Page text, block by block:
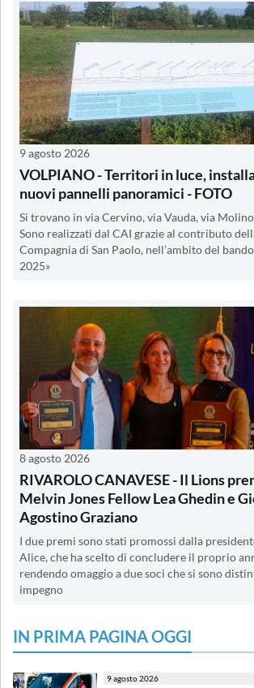
9 agosto 2026
VOLPIANO - Territori in luce,
nuovi pannelli panoramici - FOTO
Si trovano in via Cervino, via Vauda, via
Sono realizzati dal CAI grazie al contributo
Compagnia di San Paolo, nell’ambito del
2025»
8 agosto 2026
RIVAROLO CANAVESE - Il Lions
Melvin Jones Fellow Lea Ghedin e
Agostino Graziano
I due premi sono stati promossi dalla
Alice, che ha scelto di concludere il proprio
rendendo omaggio a due soci che si sono
impegno
IN PRIMA PAGINA OGGI
9 agosto 2026